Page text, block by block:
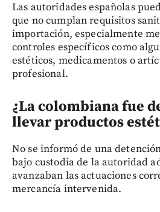
Las autoridades españolas
que no cumplan requisitos
importación, especialmente
controles específicos como
estéticos, medicamentos o
profesional.
¿La colombiana fue
llevar productos
No se informó de una
bajo custodia de la autoridad
avanzaban las actuaciones
mercancía intervenida.